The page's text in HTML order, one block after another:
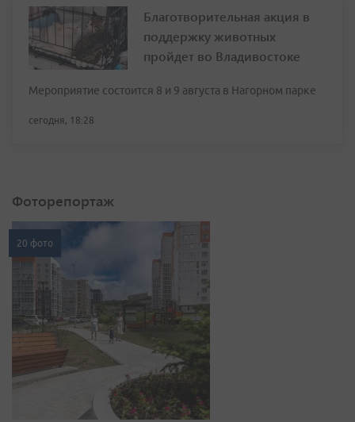
Благотворительная акция в
поддержку животных
пройдет во Владивостоке
Мероприятие состоится 8 и 9 августа в Нагорном парке
сегодня, 18:28
Фоторепортаж
20 фото